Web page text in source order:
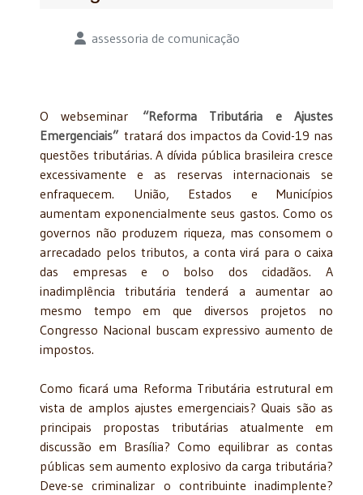
Detalhes assessoria de comunicação
O webseminar “Reforma Tributária e Ajustes
Emergenciais” tratará dos impactos da Covid-19 nas
questões tributárias. A dívida pública brasileira cresce
excessivamente e as reservas internacionais se
enfraquecem. União, Estados e Municípios
aumentam exponencialmente seus gastos. Como os
governos não produzem riqueza, mas consomem o
arrecadado pelos tributos, a conta virá para o caixa
das empresas e o bolso dos cidadãos. A
inadimplência tributária tenderá a aumentar ao
mesmo tempo em que diversos projetos no
Congresso Nacional buscam expressivo aumento de
impostos.
Como ficará uma Reforma Tributária estrutural em
vista de amplos ajustes emergenciais? Quais são as
principais propostas tributárias atualmente em
discussão em Brasília? Como equilibrar as contas
públicas sem aumento explosivo da carga tributária?
Deve-se criminalizar o contribuinte inadimplente?